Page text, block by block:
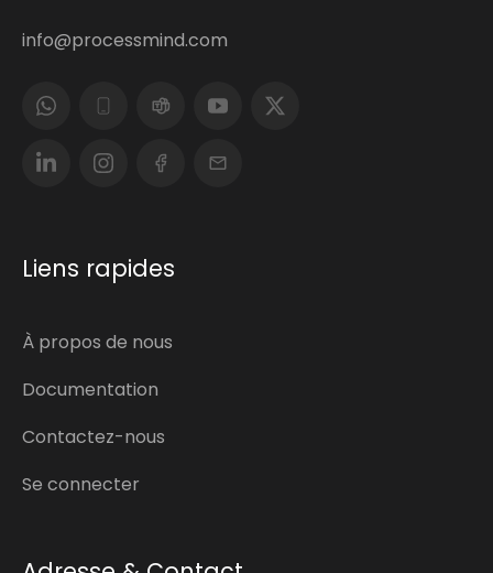
info@processmind.com
Liens rapides
À propos de nous
Documentation
Contactez-nous
Se connecter